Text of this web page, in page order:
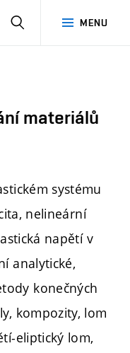
MENU
materiálů
systému
nelineární
napětí v
analytické,
konečných
kompozity, lom
eliptický lom,